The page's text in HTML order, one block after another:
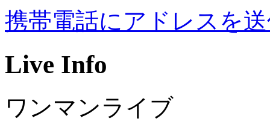
携帯電話にアドレスを
Live Info
ワンマンライブ